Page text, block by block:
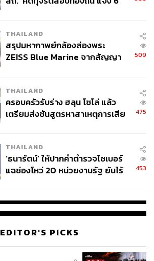
THAILAND
สรุปมหากาพย์กล้องส่องพระ
ZEISS Blue Marine จากสัญญา
จ่ายหนี้-แอบระบุแบรนด์
509
THAILAND
ครอบครัวรับร่าง ฮลุน โซโล่ แล้ว
เตรียมส่งชันสูตรหาสาเหตุการเสีย
475
THAILAND
‘ธนารัตน์’ ให้ปากคำตำรวจไซเบอร์
แฉช่องโหว่ 20 หน่วยงานรัฐ ยันไร้
453
EDITOR'S PICKS